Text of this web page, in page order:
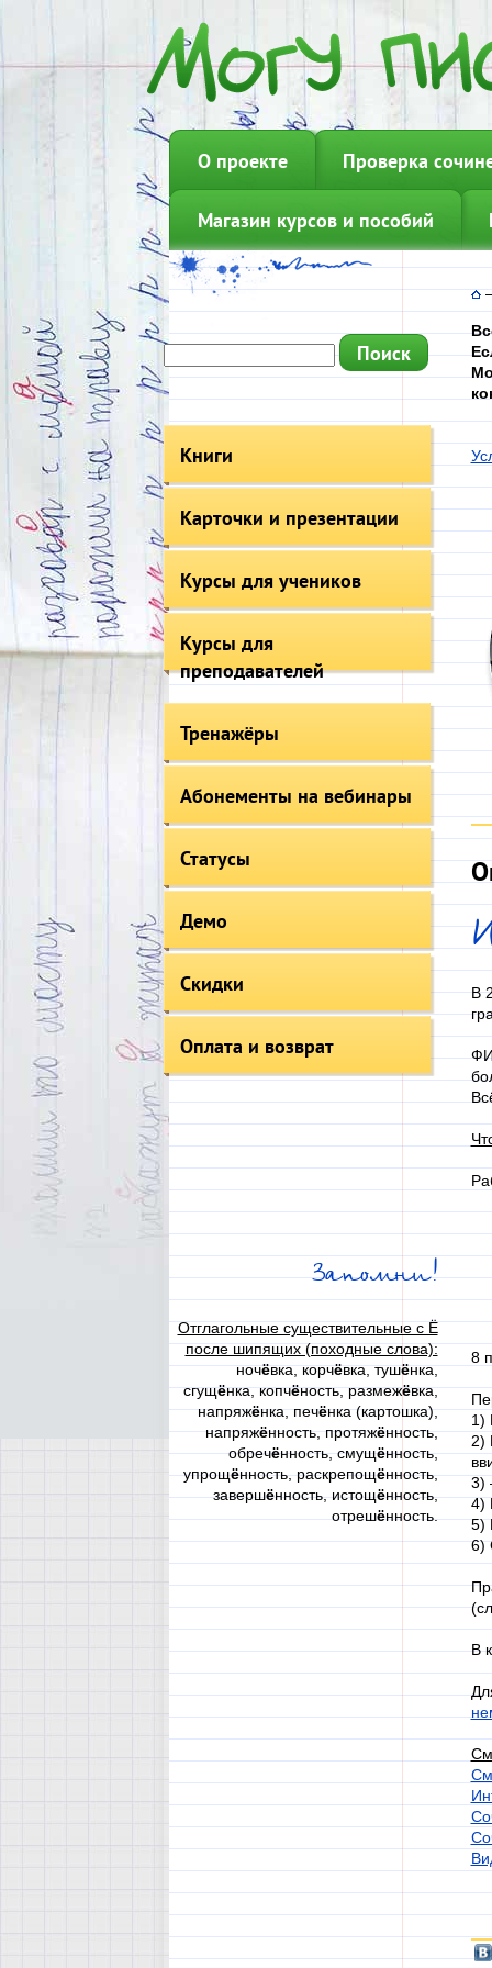
О проекте Проверка
Магазин курсов и пособий
Книги
Карточки и презентации
Курсы для учеников
Курсы для
преподавателей
Тренажёры
Абонементы на вебинары
Статусы
Демо
Скидки
Оплата и возврат
Запомни!
Отглагольные существительные с Ё
после шипящих (походные слова):
ночёвка, корчёвка, тушёнка,
сгущёнка, копчёность, размежёвка,
напряжёнка, печёнка (картошка),
напряжённость, протяжённость,
обречённость, смущённость,
упрощённость, раскрепощённость,
завершённость, истощённость,
отрешённость.
В
8
1)
2)
3)
4)
5)
6)
В